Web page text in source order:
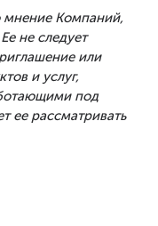
мнение Компаний,
не следует
или
и услуг,
под
ее рассматривать